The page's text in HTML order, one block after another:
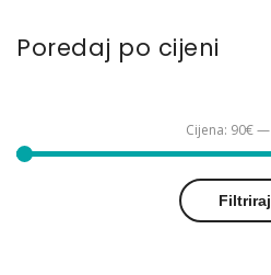
Poredaj po cijeni
Min
cijena
Maks
cijena
Filtriraj
Cijena: 90€—